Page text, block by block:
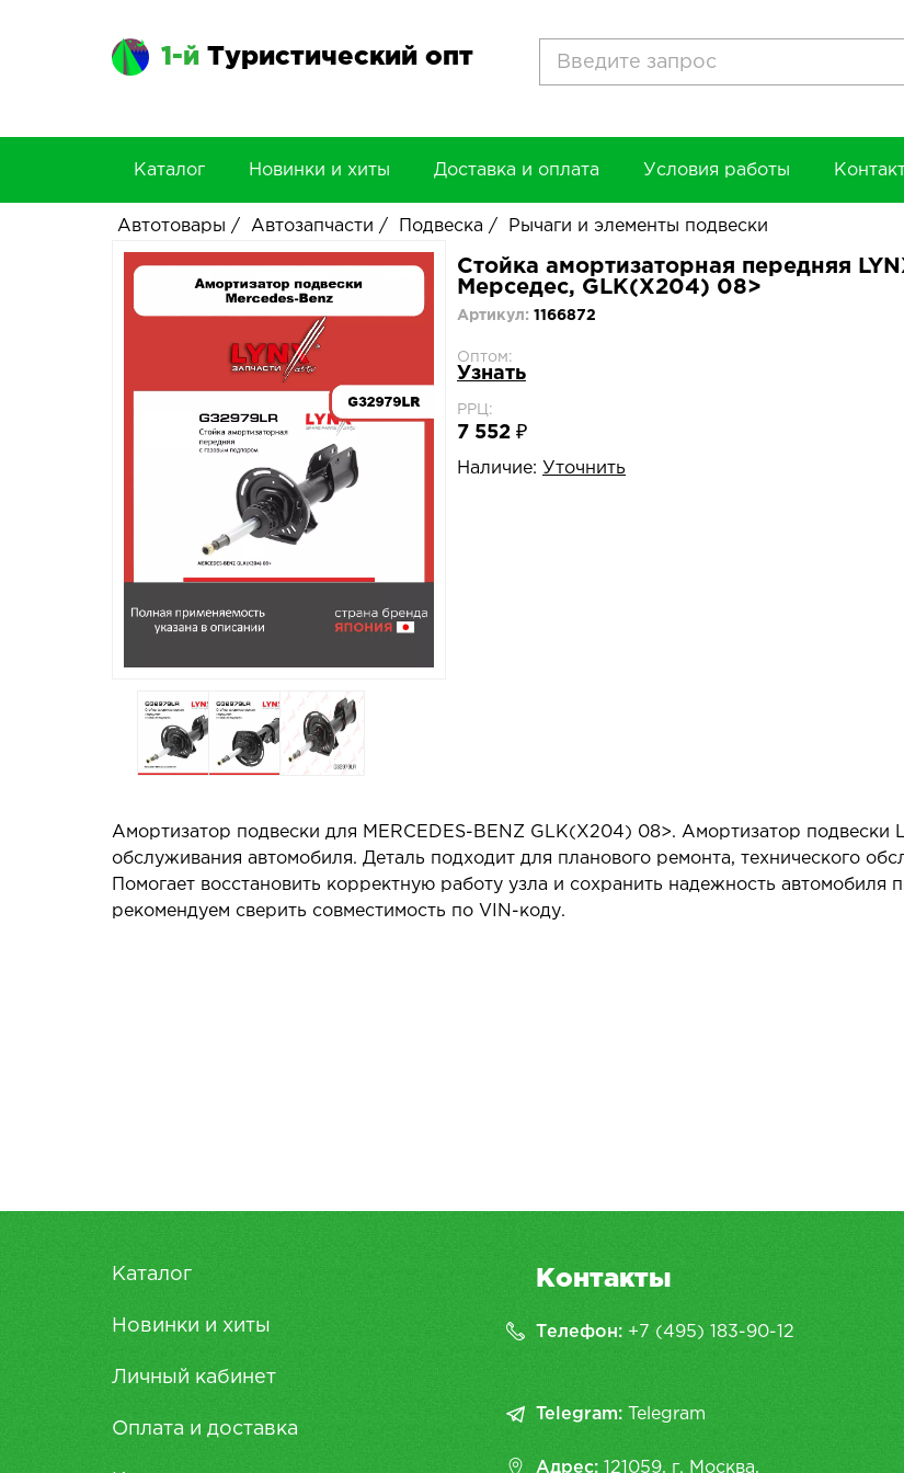
1-й Туристический опт
Каталог Новинки и хиты Доставка и оплата Условия работы
Автотовары / Автозапчасти / Подвеска / Рычаги и элементы подвески
Стойка амортизаторная передняя
Мерседес, GLK(X204) 08>
Артикул: 1166872
Оптом:
Узнать
РРЦ:
7 552 ₽
Наличие: Уточнить
Амортизатор подвески для MERCEDES-BENZ GLK(X204) 08>. Амортизатор подвески
обслуживания автомобиля. Деталь подходит для планового ремонта, технического
Помогает восстановить корректную работу узла и сохранить надежность
рекомендуем сверить совместимость по VIN-коду.
Каталог
Новинки и хиты
Личный кабинет
Оплата и доставка
Контакты
Телефон: +7 (495) 183-90-12
Telegram: Telegram
Адрес: 121059, г. Москва,